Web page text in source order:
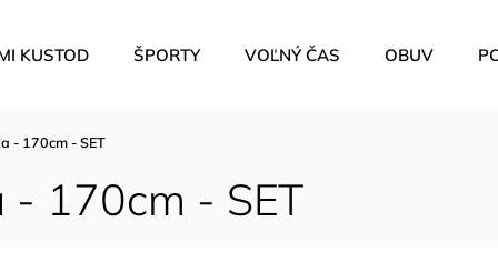
KUSTOD ŠPORTY VOĽNÝ ČAS OBUV
- 170cm - SET
170cm - SET